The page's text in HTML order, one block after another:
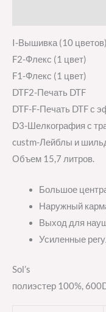
I-Вышивка (10 цветов)
F2-Флекс (1 цвет)
F1-Флекс (1 цвет)
DTF2-Печать DTF
DTF-F-Печать DTF с
D3-Шелкография с
custm-Лейблы и
Объем 15,7 литров.
Большое
Наружный
Выход для
Усиленные
Sol’s
полиэстер 100%,